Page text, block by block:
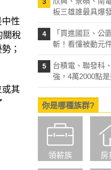
性
關稅
；
其
板三雄誰最具爆
4
「買進國巨、公
斬！看懂被動元
5
台積電、聯發科
強，4萬2000點
你是哪種族群?
領薪族 房